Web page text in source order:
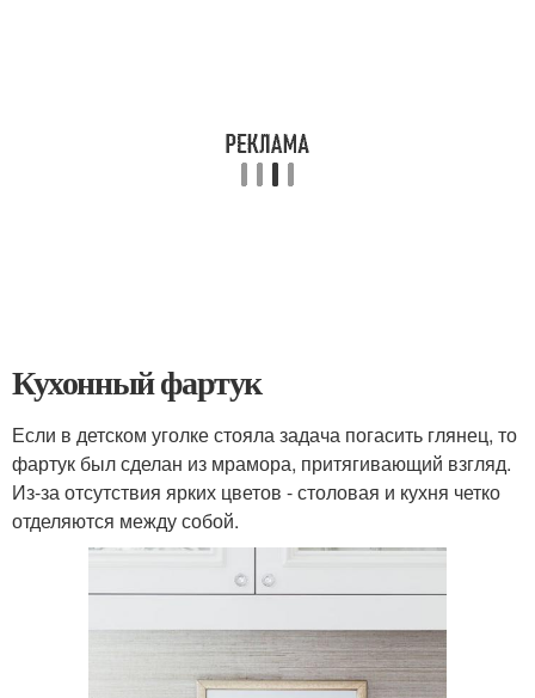
Кухонный фартук
Если в детском уголке стояла задача погасить глянец, то
фартук был сделан из мрамора, притягивающий взгляд.
Из-за отсутствия ярких цветов - столовая и кухня четко
отделяются между собой.